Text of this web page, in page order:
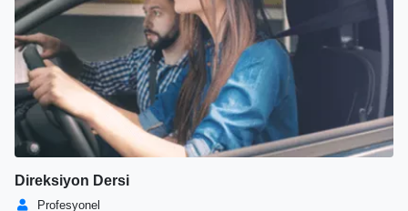
Direksiyon Dersi
Profesyonel